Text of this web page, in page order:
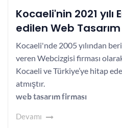
Kocaeli'nin 2021 yılı
edilen Web
Kocaeli'nde 2005 yılından
veren Webcizgisi firması
Kocaeli ve Türkiye’ye hitap
atmıştır.
web tasarım firması
Devamı